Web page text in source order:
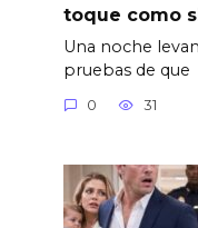
toque como
Una noche
pruebas de que
0 31